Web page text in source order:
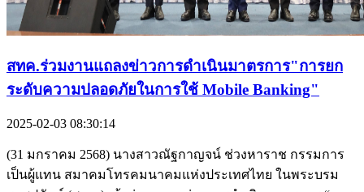
สทค.ร่วมงานแถลงข่าวการดำเนินมาตรการ"การยก
ระดับความปลอดภัยในการใช้ Mobile Banking"
2025-02-03 08:30:14
(31 มกราคม 2568) นางสาวณัฐกาญจน์ ช่วงหาราช กรรมการ
เป็นผู้แทน สมาคมโทรคมนาคมแห่งประเทศไทย ในพระบรม